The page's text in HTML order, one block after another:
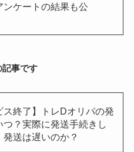
ンケートの結果も公
記事です
ス終了】トレDオリパの発
つ？実際に発送手続きし
発送は遅いのか？